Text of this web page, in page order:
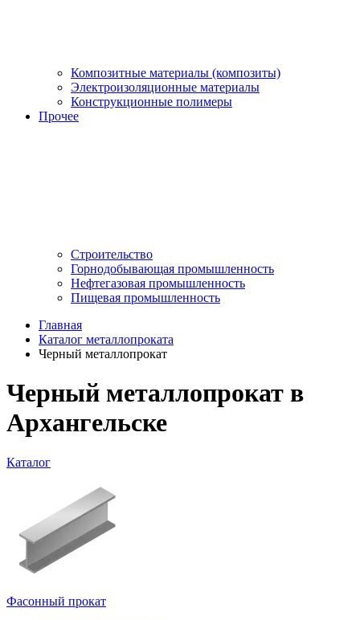
Композитные материалы (композиты)
Электроизоляционные материалы
Конструкционные полимеры
Прочее
Строительство
Горнодобывающая промышленность
Нефтегазовая промышленность
Пищевая промышленность
Главная
Каталог металлопроката
Черный металлопрокат
Черный металлопрокат в
Архангельске
Каталог
Фасонный прокат